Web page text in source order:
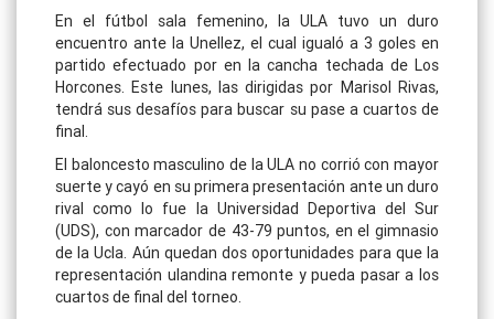
En el fútbol sala femenino, la ULA tuvo un duro
encuentro ante la Unellez, el cual igualó a 3 goles en
partido efectuado por en la cancha techada de Los
Horcones. Este lunes, las dirigidas por Marisol Rivas,
tendrá sus desafíos para buscar su pase a cuartos de
final.
El baloncesto masculino de la ULA no corrió con mayor
suerte y cayó en su primera presentación ante un duro
rival como lo fue la Universidad Deportiva del Sur
(UDS), con marcador de 43-79 puntos, en el gimnasio
de la Ucla. Aún quedan dos oportunidades para que la
representación ulandina remonte y pueda pasar a los
cuartos de final del torneo.